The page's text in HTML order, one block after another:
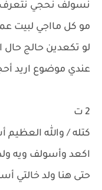
نسولف نحجي
مو كل مااجي لبيت
لو تكعدين حالج حال
عندي موضوع اريد
2 ت
كتله / والله
اكعد وأسولف ويه
حتى هنا ولد خالتي